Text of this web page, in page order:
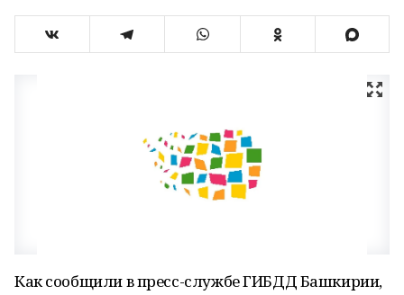
Как сообщили в пресс-службе ГИБДД Башкирии,